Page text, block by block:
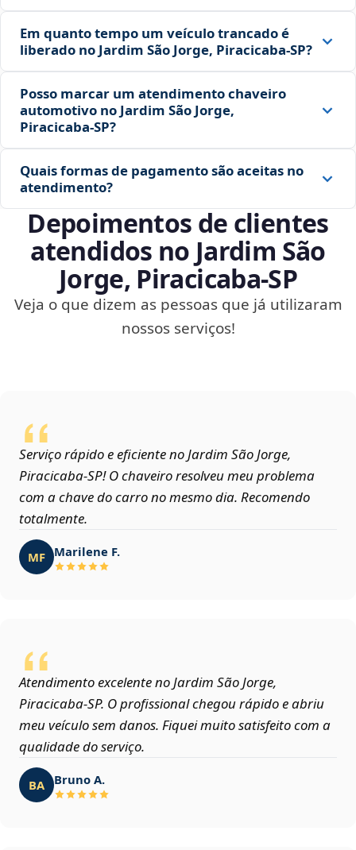
Em quanto tempo um veículo trancado é
liberado no Jardim São Jorge, Piracicaba‑SP?
Posso marcar um atendimento chaveiro
automotivo no Jardim São Jorge,
Piracicaba‑SP?
Quais formas de pagamento são aceitas no
atendimento?
Depoimentos de clientes
atendidos no Jardim São
Jorge, Piracicaba‑SP
Veja o que dizem as pessoas que já utilizaram
nossos serviços!
Serviço rápido e eficiente no Jardim São Jorge,
Piracicaba‑SP! O chaveiro resolveu meu problema
com a chave do carro no mesmo dia. Recomendo
totalmente.
MF Marilene F.
Atendimento excelente no Jardim São Jorge,
Piracicaba‑SP. O profissional chegou rápido e abriu
meu veículo sem danos. Fiquei muito satisfeito com a
qualidade do serviço.
BA Bruno A.